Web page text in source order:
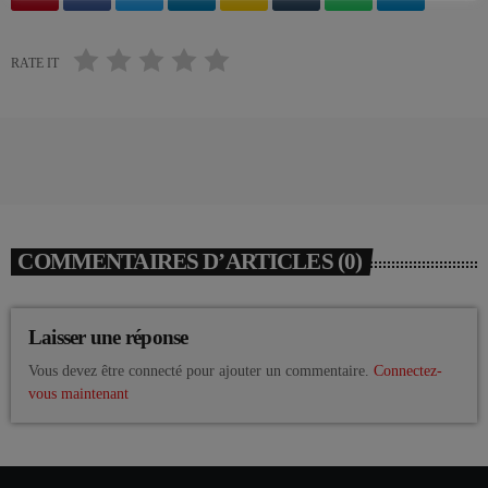
RATE IT
COMMENTAIRES D’ARTICLES (0)
Laisser une réponse
Vous devez être connecté pour ajouter un commentaire. Connectez-
vous maintenant